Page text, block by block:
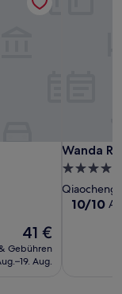
Der
Preis
beträgt
41 €
Gebühren
Aug.
Wanda
Wanda
5.0-
Sterne-
Qiaocheng
10.0
10/10